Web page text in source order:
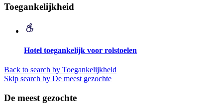
Toegankelijkheid
Hotel toegankelijk voor rolstoelen
Back to search by Toegankelijkheid
Skip search by De meest gezochte
De meest gezochte